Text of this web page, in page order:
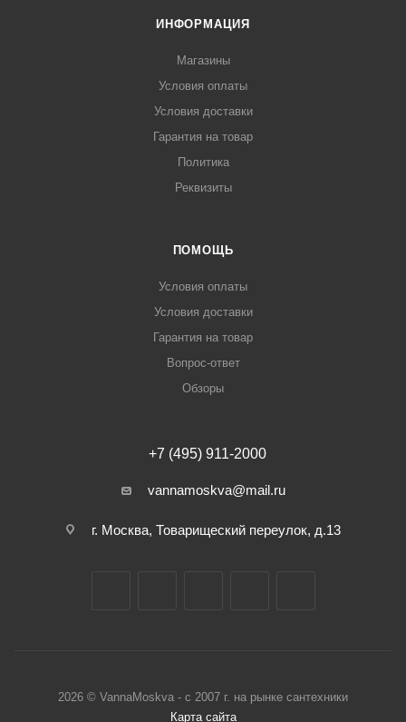
ИНФОРМАЦИЯ
Магазины
Условия оплаты
Условия доставки
Гарантия на товар
Политика
Реквизиты
ПОМОЩЬ
Условия оплаты
Условия доставки
Гарантия на товар
Вопрос-ответ
Обзоры
+7 (495) 911-2000
vannamoskva@mail.ru
г. Москва, Товарищеский переулок, д.13
2026 © VannaMoskva - с 2007 г. на рынке сантехники
Карта сайта